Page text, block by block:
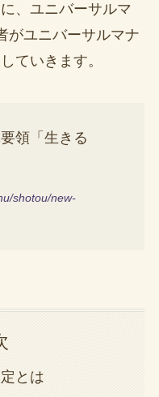
、ユニバーサルマ
がユニバーサルマナ
ていきます。
領「生きる
shotou/new-
とは